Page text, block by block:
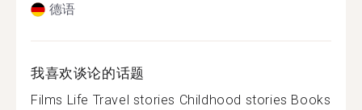
德语
我喜欢谈论的话题
Films Life Travel stories Childhood stories Books